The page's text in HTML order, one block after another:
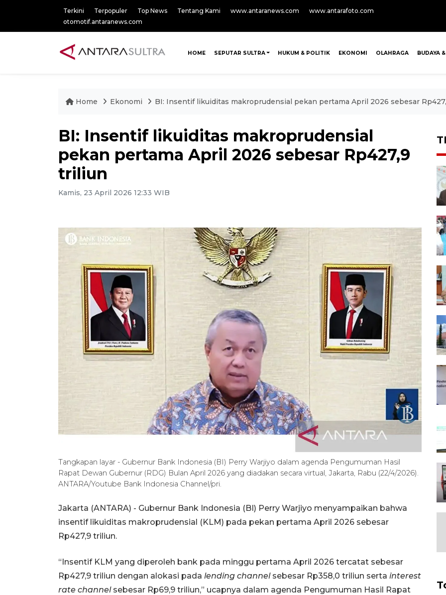
Terkini Terpopuler Top News Tentang Kami www.antaranews.com
www.antarafoto.com
otomotif.antaranews.com
HOME SEPUTAR SULTRA HUKUM & POLITIK EKONOMI OLAHRAGA BUDAYA
Home Ekonomi BI: Insentif likuiditas makroprudensial pekan pertama April 2026 sebesar
BI: Insentif likuiditas makroprudensial
pekan pertama April 2026 sebesar Rp427,9
triliun
Kamis, 23 April 2026 12:33 WIB
Tangkapan layar - Gubernur Bank Indonesia (BI) Perry Warjiyo dalam agenda Pengumuman Hasil
Rapat Dewan Gubernur (RDG) Bulan April 2026 yang diadakan secara virtual, Jakarta, Rabu (22/4/2026).
ANTARA/Youtube Bank Indonesia Channel/pri.
Jakarta (ANTARA) - Gubernur Bank Indonesia (BI) Perry Warjiyo menyampaikan bahwa
insentif likuiditas makroprudensial (KLM) pada pekan pertama April 2026 sebesar
Rp427,9 triliun.
“Insentif KLM yang diperoleh bank pada minggu pertama April 2026 tercatat sebesar
Rp427,9 triliun dengan alokasi pada lending channelsebesar Rp358,0 triliun serta interest
rate channelsebesar Rp69,9 triliun,” ucapnya dalam agenda Pengumuman Hasil Rapat